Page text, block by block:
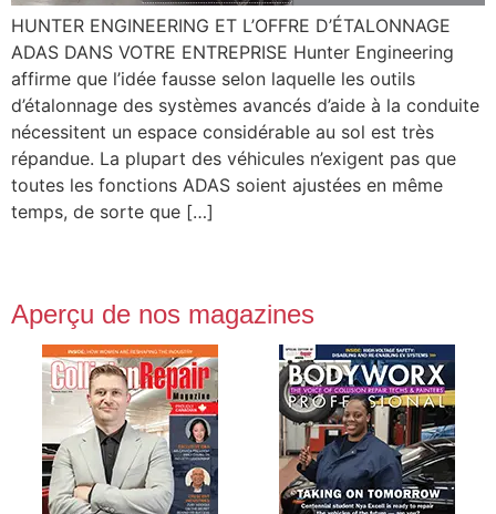
HUNTER ENGINEERING ET L’OFFRE D’ÉTALONNAGE
ADAS DANS VOTRE ENTREPRISE Hunter Engineering
affirme que l’idée fausse selon laquelle les outils
d’étalonnage des systèmes avancés d’aide à la conduite
nécessitent un espace considérable au sol est très
répandue. La plupart des véhicules n’exigent pas que
toutes les fonctions ADAS soient ajustées en même
temps, de sorte que […]
Aperçu de nos magazines